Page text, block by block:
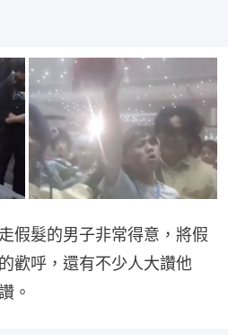
假髮的男子非常得意，將假
歡呼，還有不少人大讚他
。